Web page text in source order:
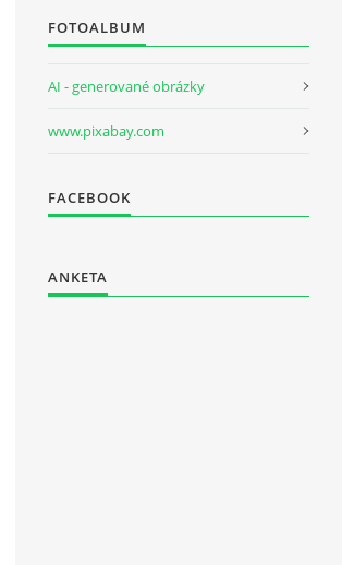
FOTOALBUM
AI - generované obrázky
www.pixabay.com
FACEBOOK
ANKETA